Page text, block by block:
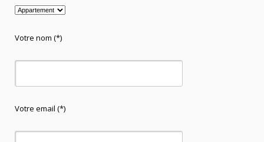
Votre nom (*)
Votre email (*)